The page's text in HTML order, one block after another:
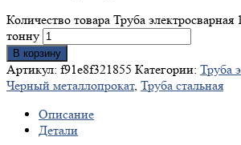
Количество товара Труба электросварная
тонну
В корзину
Артикул: f91e8f321855 Категории: Труба
Черный металлопрокат, Труба стальная
Описание
Детали